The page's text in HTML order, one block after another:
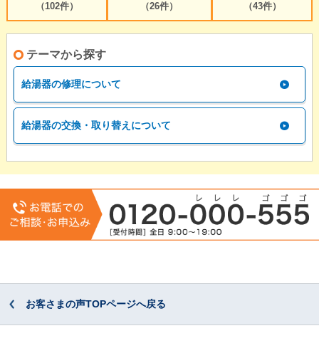
（102件）
（26件）
（43件）
テーマから探す
給湯器の修理について
給湯器の交換・取り替えについて
お客さまの声TOPページへ戻る